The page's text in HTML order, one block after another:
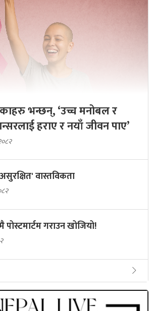
भन्छन्, ‘उच्च मनोबल र
हराए र नयाँ जीवन पाए’
वास्तविकता
गराउन खोजियो!